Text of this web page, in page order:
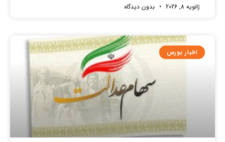
ژانویه 8, 2026 بدون دیدگاه
اخبار بورس